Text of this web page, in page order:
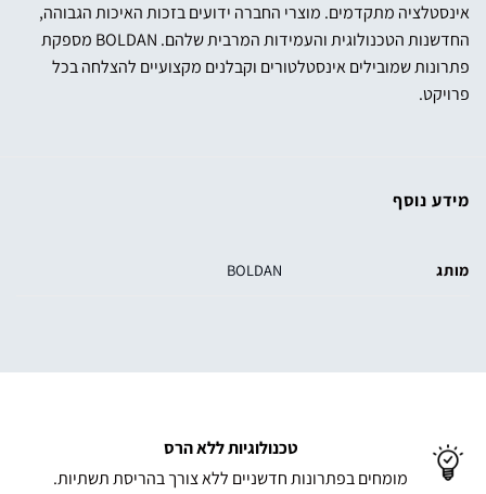
אינסטלציה מתקדמים. מוצרי החברה ידועים בזכות האיכות הגבוהה,
החדשנות הטכנולוגית והעמידות המרבית שלהם. BOLDAN מספקת
פתרונות שמובילים אינסטלטורים וקבלנים מקצועיים להצלחה בכל
פרויקט.
מידע נוסף
מותג BOLDAN
טכנולוגיות ללא הרס
מומחים בפתרונות חדשניים ללא צורך בהריסת תשתיות.